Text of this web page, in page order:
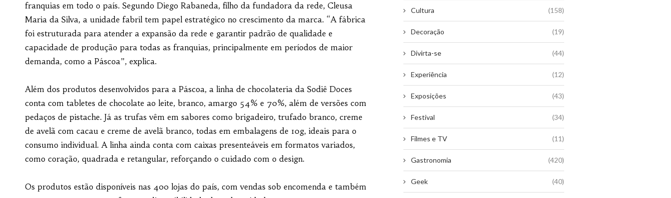
franquias em todo o país. Segundo Diego Rabaneda, filho da fundadora da rede, Cleusa
Maria da Silva, a unidade fabril tem papel estratégico no crescimento da marca. “A fábrica
foi estruturada para atender a expansão da rede e garantir padrão de qualidade e
capacidade de produção para todas as franquias, principalmente em períodos de maior
demanda, como a Páscoa”, explica.
Além dos produtos desenvolvidos para a Páscoa, a linha de chocolateria da Sodiê Doces
conta com tabletes de chocolate ao leite, branco, amargo 54% e 70%, além de versões com
pedaços de pistache. Já as trufas vêm em sabores como brigadeiro, trufado branco, creme
de avelã com cacau e creme de avelã branco, todas em embalagens de 10g, ideais para o
consumo individual. A linha ainda conta com caixas presenteáveis em formatos variados,
como coração, quadrada e retangular, reforçando o cuidado com o design.
Os produtos estão disponíveis nas 400 lojas do país, com vendas sob encomenda e também
Cultura (158)
Decoração (19)
Divirta-se (44)
Experiência (12)
Exposições (43)
Festival (34)
Filmes e TV (11)
Gastronomia (420)
Geek (40)